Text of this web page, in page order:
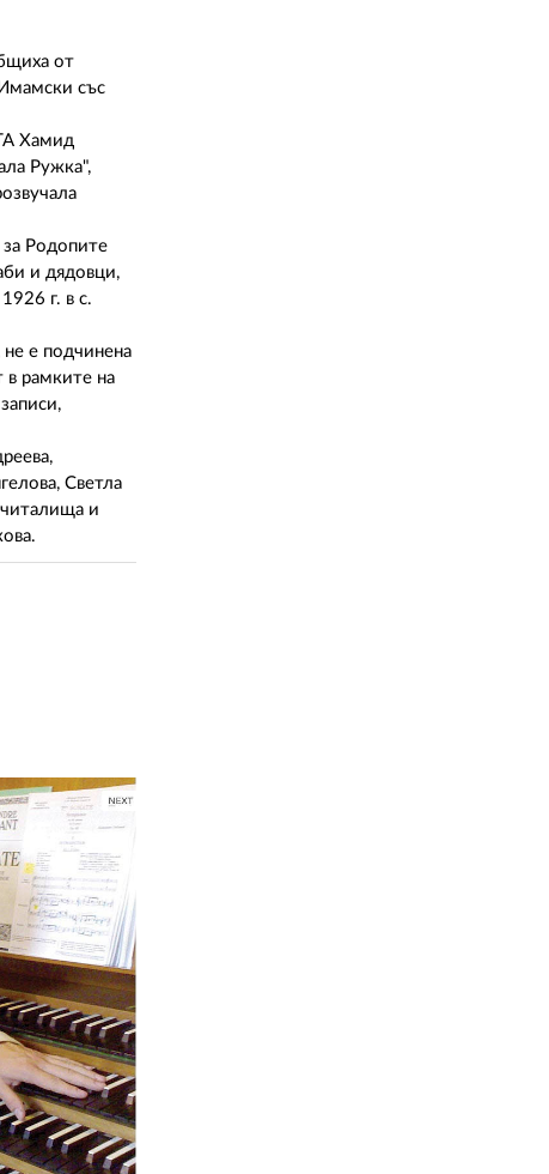
от
със
Хамид
Ружка",
Родопите
и дядовци,
г. в с.
е подчинена
в рамките на
Светла
и